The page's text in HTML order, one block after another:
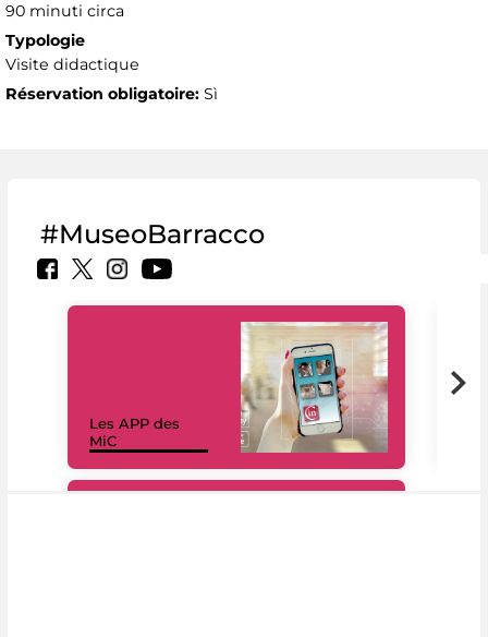
90 minuti circa
Typologie
Visite didactique
Réservation obligatoire: Sì
#MuseoBarracco
Les APP des
MiC